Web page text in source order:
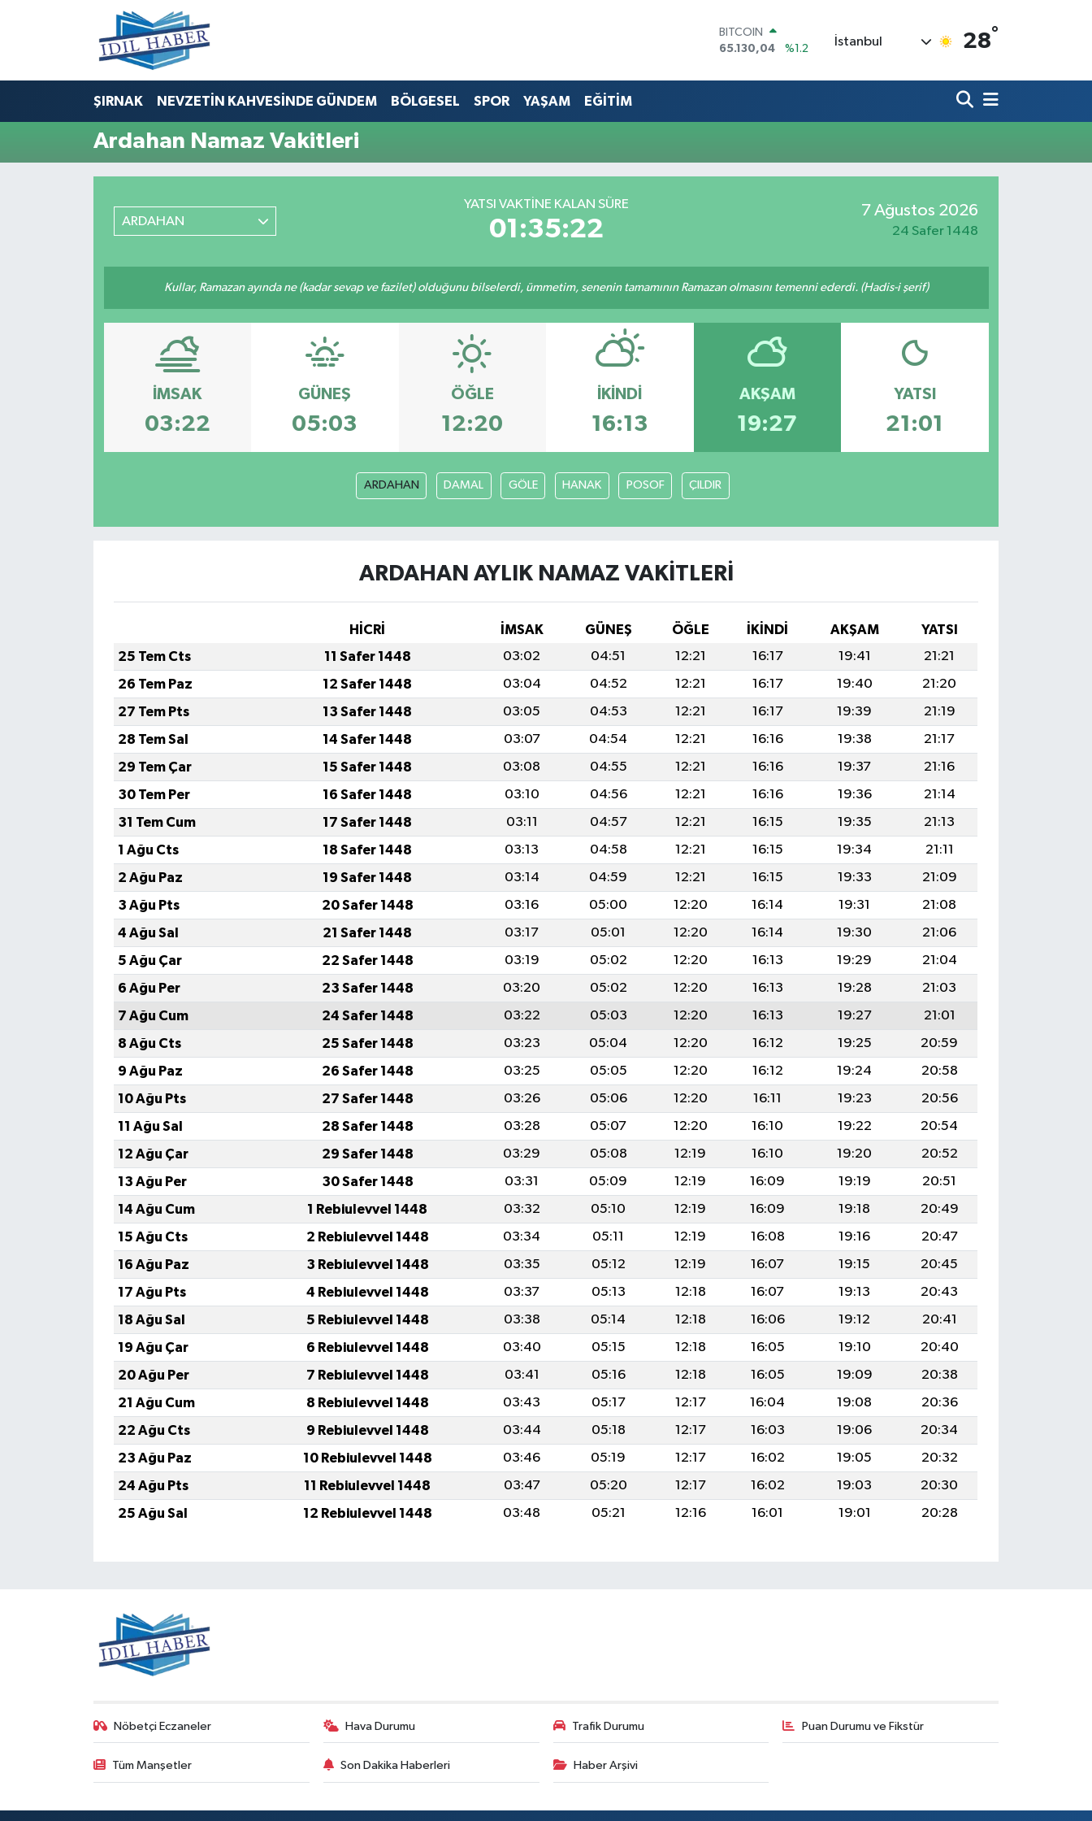
BITCOIN
65.130,04
%1.2
47,7106
%0.17
GRAM ALTIN
6618.49
%2.12
İstanbul 28°
ŞIRNAK NEVZETİN KAHVESİNDE GÜNDEM BÖLGESEL SPOR YAŞAM EĞİTİM
Ardahan Namaz Vakitleri
ARDAHAN
YATSI VAKTINE KALAN SÜRE
01:35:22
7 Ağustos 2026
24 Safer 1448
Kullar, Ramazan ayında ne (kadar sevap ve fazilet) olduğunu bilselerdi, ümmetim, senenin tamamının Ramazan olmasını temenni ederdi. (Hadis-i şerif)
İMSAK
03:22
GÜNEŞ
05:03
ÖĞLE
12:20
İKINDI
16:13
AKŞAM
19:27
YATSI
21:01
ARDAHAN DAMAL GÖLE HANAK POSOF ÇILDIR
ARDAHAN AYLIK NAMAZ VAKITLERI
HİCRİ İMSAK GÜNEŞ ÖĞLE İKINDI AKŞAM
YATSI
25 Tem Cts
11 Safer 1448 03:02 04:51 12:21 16:17 19:41
21:21
26 Tem Paz
12 Safer 1448 03:04 04:52 12:21 16:17 19:40
21:20
27 Tem Pts
13 Safer 1448 03:05 04:53 12:21 16:17 19:39
21:19
28 Tem Sal
14 Safer 1448 03:07 04:54 12:21 16:16 19:38
21:17
29 Tem Çar
15 Safer 1448 03:08 04:55 12:21 16:16 19:37
21:16
30 Tem Per
16 Safer 1448 03:10 04:56 12:21 16:16 19:36
21:14
31 Tem Cum
17 Safer 1448 03:11 04:57 12:21 16:15 19:35
21:13
1 Ağu Cts
18 Safer 1448 03:13 04:58 12:21 16:15 19:34
21:11
2 Ağu Paz
19 Safer 1448 03:14 04:59 12:21 16:15 19:33
21:09
3 Ağu Pts
20 Safer 1448 03:16 05:00 12:20 16:14 19:31
21:08
4 Ağu Sal
21 Safer 1448 03:17 05:01 12:20 16:14 19:30
21:06
5 Ağu Çar
22 Safer 1448 03:19 05:02 12:20 16:13 19:29
21:04
6 Ağu Per
23 Safer 1448 03:20 05:02 12:20 16:13 19:28
21:03
7 Ağu Cum
24 Safer 1448 03:22 05:03 12:20 16:13 19:27
21:01
8 Ağu Cts
25 Safer 1448 03:23 05:04 12:20 16:12 19:25
20:59
9 Ağu Paz
26 Safer 1448 03:25 05:05 12:20 16:12 19:24
20:58
10 Ağu Pts
27 Safer 1448 03:26 05:06 12:20 16:11 19:23
20:56
11 Ağu Sal
28 Safer 1448 03:28 05:07 12:20 16:10 19:22
20:54
12 Ağu Çar
29 Safer 1448 03:29 05:08 12:19 16:10 19:20
20:52
13 Ağu Per
30 Safer 1448 03:31 05:09 12:19 16:09 19:19
20:51
14 Ağu Cum
1 Rebiulevvel 1448 03:32 05:10 12:19 16:09 19:18
20:49
15 Ağu Cts
2 Rebiulevvel 1448 03:34 05:11 12:19 16:08 19:16
20:47
16 Ağu Paz
3 Rebiulevvel 1448 03:35 05:12 12:19 16:07 19:15
20:45
17 Ağu Pts
4 Rebiulevvel 1448 03:37 05:13 12:18 16:07 19:13
20:43
18 Ağu Sal
5 Rebiulevvel 1448 03:38 05:14 12:18 16:06 19:12
20:41
19 Ağu Çar
6 Rebiulevvel 1448 03:40 05:15 12:18 16:05 19:10
20:40
20 Ağu Per
7 Rebiulevvel 1448 03:41 05:16 12:18 16:05 19:09
20:38
21 Ağu Cum
8 Rebiulevvel 1448 03:43 05:17 12:17 16:04 19:08
20:36
22 Ağu Cts
9 Rebiulevvel 1448 03:44 05:18 12:17 16:03 19:06
20:34
23 Ağu Paz
10 Rebiulevvel 1448 03:46 05:19 12:17 16:02 19:05
20:32
24 Ağu Pts
11 Rebiulevvel 1448 03:47 05:20 12:17 16:02 19:03
20:30
25 Ağu Sal
12 Rebiulevvel 1448 03:48 05:21 12:16 16:01 19:01 20:28
Nöbetçi Eczaneler Hava Durumu Trafik Durumu Puan Durumu ve Fikstür
Tüm Manşetler Son Dakika Haberleri Haber Arşivi
Nöbetçi Eczaneler
Hava Durumu
Trafik Durumu
Tüm Manşetler
Son Dakika Haberleri
Haber Arşivi